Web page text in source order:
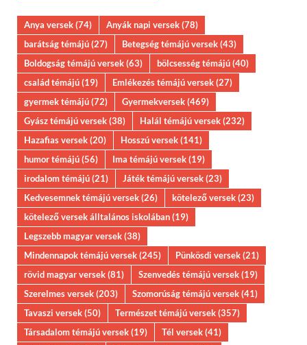
Anya versek(74) Anyák napi versek(78)
barátság témájú(27) Betegség témájú versek(43)
Boldogság témájú versek(63) bölcsesség témájú(40)
család témájú(19) Emlékezés témájú versek(27)
gyermek témájú(72) Gyermekversek(469)
Gyász témájú versek(38) Halál témájú versek(232)
Hazafias versek(20) Hosszú versek(141)
humor témájú(56) Ima témájú versek(19)
irodalom témájú(21) Játék témájú versek(23)
Kedvesemnek témájú versek(26) kötelező versek(23)
kötelező versek álltalános iskolában(19)
Legszebb magyar versek(38)
Mindennapok témájú versek(245) Pünkösdi versek(21)
rövid magyar versek(81) Szenvedés témájú versek(19)
Szerelmes versek(203) Szomorúság témájú versek(41)
Tavaszi versek(50) Természet témájú versek(357)
Társadalom témájú versek(19) Tél versek(41)